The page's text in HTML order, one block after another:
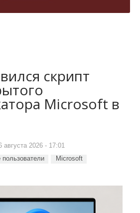
скрипт
Microsoft в
августа 2026 - 17:01
Microsoft